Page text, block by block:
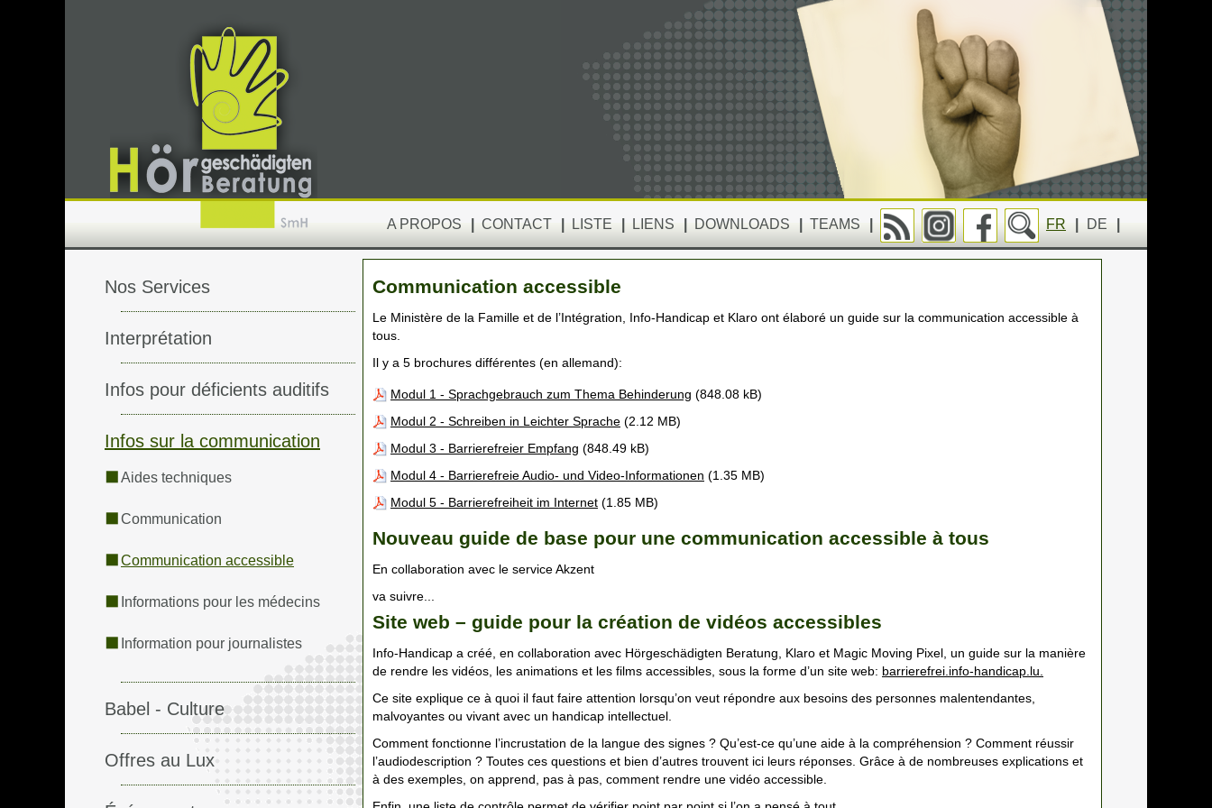
FR DE
A PROPOS CONTACT LISTE LIENS DOWNLOADS TEAMS
Nos Services
Interprétation
Infos pour déficients auditifs
Infos sur la communication
Aides techniques
Communication
Communication accessible
Informations pour les médecins
Information pour journalistes
Babel - Culture
Offres au Lux
Communication accessible
Le Ministère de la Famille et de l’Intégration, Info-Handicap et Klaro ont élaboré un guide sur la communication accessible à
tous.
Il y a 5 brochures différentes (en allemand):
Modul 1 - Sprachgebrauch zum Thema Behinderung (848.08 kB)
Modul 2 - Schreiben in Leichter Sprache (2.12 MB)
Modul 3 - Barrierefreier Empfang (848.49 kB)
Modul 4 - Barrierefreie Audio- und Video-Informationen (1.35 MB)
Modul 5 - Barrierefreiheit im Internet (1.85 MB)
Nouveau guide de base pour une communication accessible à tous
En collaboration avec le service Akzent
va suivre...
Site web – guide pour la création de vidéos accessibles
Info-Handicap a créé, en collaboration avec Hörgeschädigten Beratung, Klaro et Magic Moving Pixel, un guide sur la manière
de rendre les vidéos, les animations et les films accessibles, sous la forme d’un site web: barrierefrei.info-handicap.lu.
Ce site explique ce à quoi il faut faire attention lorsqu’on veut répondre aux besoins des personnes malentendantes,
malvoyantes ou vivant avec un handicap intellectuel.
Comment fonctionne l’incrustation de la langue des signes ? Qu’est-ce qu’une aide à la compréhension ? Comment réussir
l’audiodescription ? Toutes ces questions et bien d’autres trouvent ici leurs réponses. Grâce à de nombreuses explications et
à des exemples, on apprend, pas à pas, comment rendre une vidéo accessible.